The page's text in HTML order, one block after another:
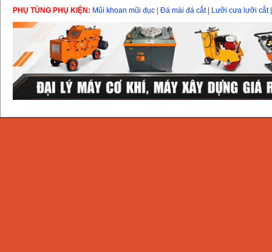
PHỤ TÙNG PHỤ KIỆN: Mũi khoan mũi đục Đá mài đá cắt| Lưỡi cưa lưỡi cắt